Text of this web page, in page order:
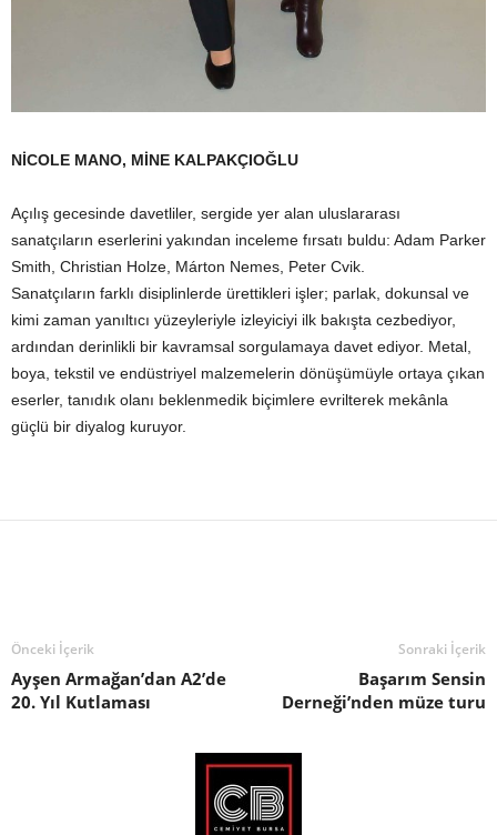
NİCOLE MANO, MİNE KALPAKÇIOĞLU
Açılış gecesinde davetliler, sergide yer alan uluslararası
sanatçıların eserlerini yakından inceleme fırsatı buldu: Adam Parker
Smith, Christian Holze, Márton Nemes, Peter Cvik.
Sanatçıların farklı disiplinlerde ürettikleri işler; parlak, dokunsal ve
kimi zaman yanıltıcı yüzeyleriyle izleyiciyi ilk bakışta cezbediyor,
ardından derinlikli bir kavramsal sorgulamaya davet ediyor. Metal,
boya, tekstil ve endüstriyel malzemelerin dönüşümüyle ortaya çıkan
eserler, tanıdık olanı beklenmedik biçimlere evrilterek mekânla
güçlü bir diyalog kuruyor.
Önceki İçerik
Ayşen Armağan’dan A2’de
20. Yıl Kutlaması
Sonraki İçerik
Başarım Sensin
Derneği’nden müze turu